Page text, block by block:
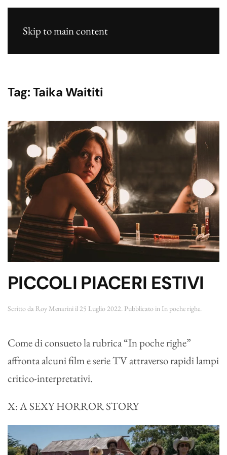
Skip to main content
Tag:Taika Waititi
PICCOLI PIACERI ESTIVI
Scritto da Roy Menarini il 25 Luglio 2022 . Pubblicato in In poche righe
Come di consueto la rubrica “In poche righe”
affronta alcuni film e serie TV attraverso rapidi lampi
critico-interpretativi.
X: A SEXY HORROR STORY